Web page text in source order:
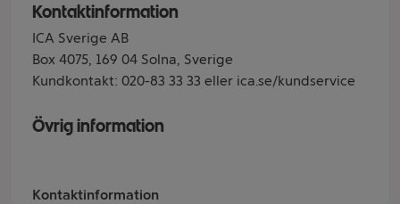
Kontaktinformation
ICA Sverige AB
Box 4075, 169 04 Solna, Sverige
Kundkontakt: 020-83 33 33 eller ica.se/kundservice
Övrig information
Kontaktinformation